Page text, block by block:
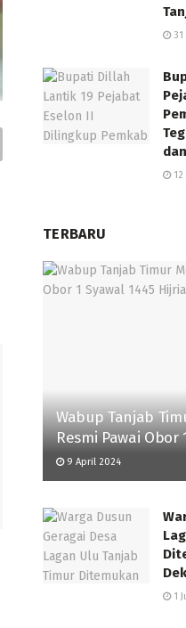
31
12
TERBARU
Wabup Tanjab
Resmi Pawai Obor
9 April 2024
1